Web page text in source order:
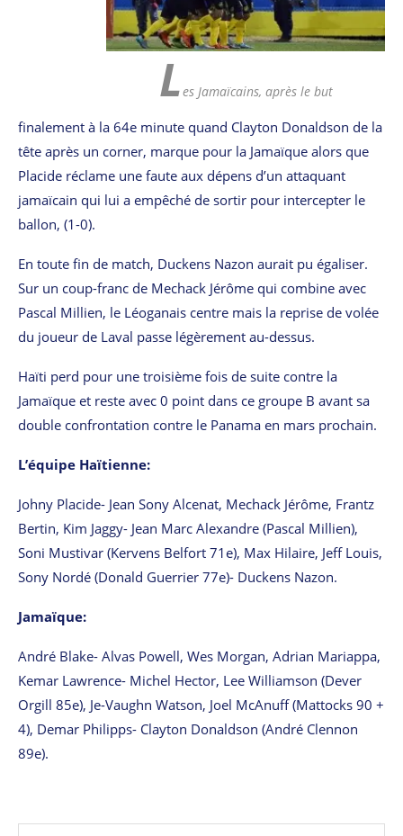
Les Jamaïcains, après le but
finalement à la 64e minute quand Clayton Donaldson de la
tête après un corner, marque pour la Jamaïque alors que
Placide réclame une faute aux dépens d’un attaquant
jamaïcain qui lui a empêché de sortir pour intercepter le
ballon, (1-0).
En toute fin de match, Duckens Nazon aurait pu égaliser.
Sur un coup-franc de Mechack Jérôme qui combine avec
Pascal Millien, le Léoganais centre mais la reprise de volée
du joueur de Laval passe légèrement au-dessus.
Haïti perd pour une troisième fois de suite contre la
Jamaïque et reste avec 0 point dans ce groupe B avant sa
double confrontation contre le Panama en mars prochain.
L’équipe Haïtienne:
Johny Placide- Jean Sony Alcenat, Mechack Jérôme, Frantz
Bertin, Kim Jaggy- Jean Marc Alexandre (Pascal Millien),
Soni Mustivar (Kervens Belfort 71e), Max Hilaire, Jeff Louis,
Sony Nordé (Donald Guerrier 77e)- Duckens Nazon.
Jamaïque:
André Blake- Alvas Powell, Wes Morgan, Adrian Mariappa,
Kemar Lawrence- Michel Hector, Lee Williamson (Dever
Orgill 85e), Je-Vaughn Watson, Joel McAnuff (Mattocks 90 +
4), Demar Philipps- Clayton Donaldson (André Clennon
89e).